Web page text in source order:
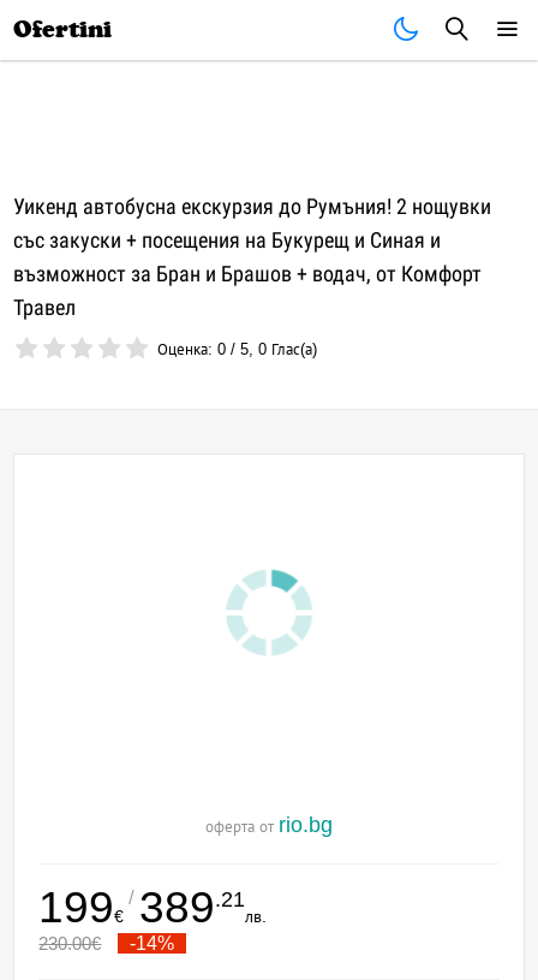
Ofertini
Уикенд автобусна екскурзия до Румъния! 2 нощувки
със закуски + посещения на Букурещ и Синая и
възможност за Бран и Брашов + водач, от Комфорт
Травел
Оценка:0 /5,0 Глас(а)
оферта от rio.bg
199€
/ 389.21
лв.
230.00€ -14%